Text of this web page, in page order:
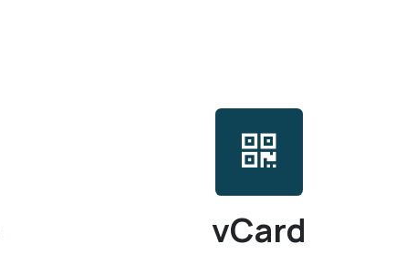
vCard